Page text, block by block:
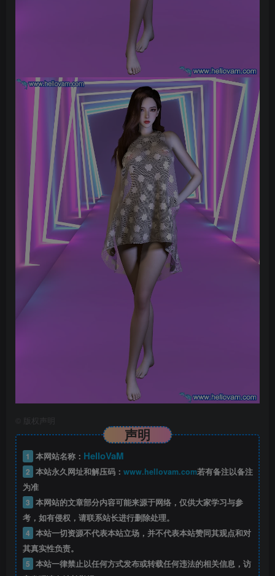
版权声明
声明
1 本网站名称： HelloVaM
2 本站永久网址和解压码： www.hellovam.com若有备注以备注
为准
3 本网站的文章部分内容可能来源于网络，仅供大家学习与参
考，如有侵权，请联系站长进行删除处理。
4 本站一切资源不代表本站立场，并不代表本站赞同其观点和对
其真实性负责。
5 本站一律禁止以任何方式发布或转载任何违法的相关信息，访